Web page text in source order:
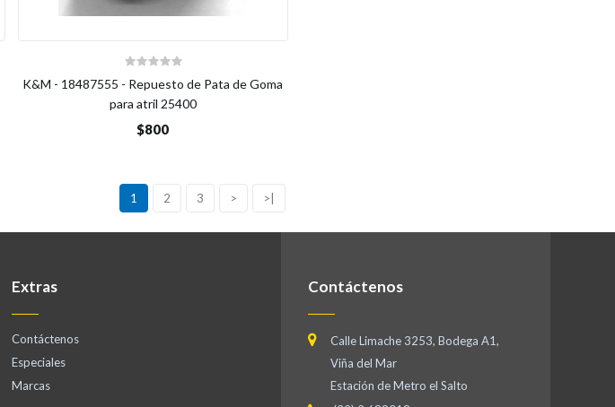
K&M - 18487555 - Repuesto de Pata de Goma
para atril 25400
$800
1 2 3 > >|
Extras
Contáctenos
Especiales
Marcas
Contáctenos
Calle Limache 3253, Bodega A1,
Viña del Mar
Estación de Metro el Salto